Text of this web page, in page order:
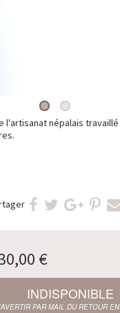
l'artisanat népalais
€
INDISPONIBLE
PAR MAIL DU RETOUR